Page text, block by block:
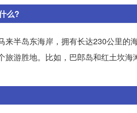
么?
半岛东海岸，拥有长达230公里的
旅游胜地。比如，巴郎岛和红土坎